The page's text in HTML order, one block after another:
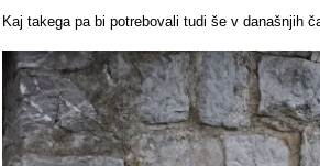
Kaj takega pa bi potrebovali tudi še v današnjih